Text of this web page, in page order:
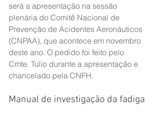
será a apresentação na sessão
plenária do Comitê Nacional de
Prevenção de Acidentes Aeronáuticos
(CNPAA), que acontece em novembro
deste ano. O pedido foi feito pelo
Cmte. Tulio durante a apresentação e
chancelado pela CNFH.
Manual de investigação da fadiga